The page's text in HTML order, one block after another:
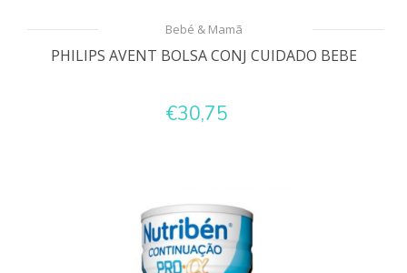
Bebé & Mamã
PHILIPS AVENT BOLSA CONJ CUIDADO BEBE
€30,75